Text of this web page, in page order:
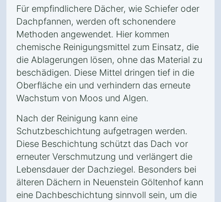
Für empfindlichere Dächer, wie Schiefer oder
Dachpfannen, werden oft schonendere
Methoden angewendet. Hier kommen
chemische Reinigungsmittel zum Einsatz, die
die Ablagerungen lösen, ohne das Material zu
beschädigen. Diese Mittel dringen tief in die
Oberfläche ein und verhindern das erneute
Wachstum von Moos und Algen.
Nach der Reinigung kann eine
Schutzbeschichtung aufgetragen werden.
Diese Beschichtung schützt das Dach vor
erneuter Verschmutzung und verlängert die
Lebensdauer der Dachziegel. Besonders bei
älteren Dächern in Neuenstein Göltenhof kann
eine Dachbeschichtung sinnvoll sein, um die